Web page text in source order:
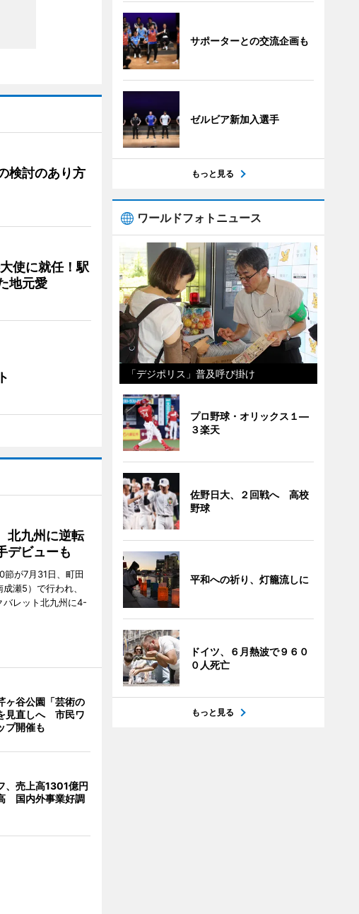
検討のあり方
使に就任！駅
地元愛
北九州に逆転
ビューも
節が7月31日、町田
瀬5）で行われ、
バレット北九州に4-
ヶ谷公園「芸術の
見直しへ 市民ワ
プ開催も
、売上高1301億円
国内外事業好調
サポーターとの交流企画も
ゼルビア新加入選手
もっと見る
ワールドフォトニュース
「デジポリス」普及呼び掛け
プロ野球・オリックス１―
３楽天
佐野日大、２回戦へ 高校
野球
平和への祈り、灯籠流しに
ドイツ、６月熱波で９６０
０人死亡
もっと見る